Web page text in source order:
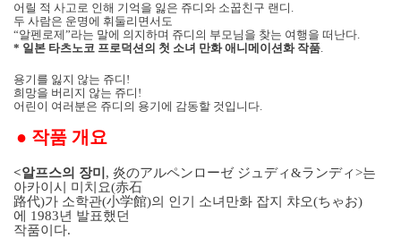
어릴 적 사고로 인해 기억을 잃은 쥬디와 소꿉친구 랜디 .
두 사람은 운명에 휘둘리면서도
“알펜로제”라는 말에 의지하며 쥬디의 부모님을 찾는 여행을 떠난다.
* 일본 타츠노코 프로덕션의 첫 소녀 만화 애니메이션화 작품.
용기를 잃지 않는 쥬디 !
희망을 버리지 않는 쥬디 !
어린이 여러분은 쥬디의 용기에 감동할 것입니다.
● 작품 개요
<알프스의 장미 , 炎のアルペンローゼ ジュディ&ランディ>는
아카이시 미치요(赤石
路代)가 소학관(小学館)의 인기 소녀만화 잡지 챠오(ちゃお)
에 1983년 발표했던
작품이다.